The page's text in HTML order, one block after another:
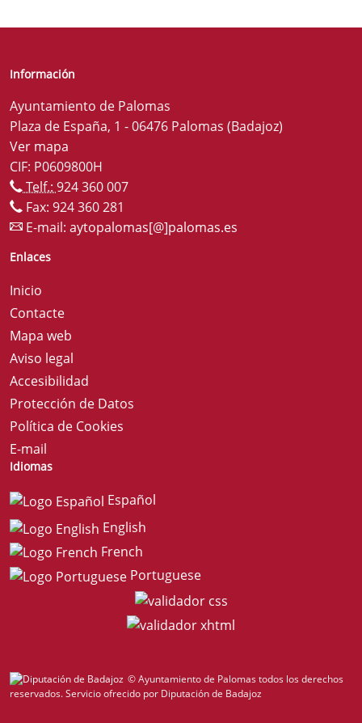
Información
Ayuntamiento de Palomas
Plaza de España, 1 - 06476 Palomas (Badajoz)
Ver mapa
CIF: P0609800H
Telf.: 924 360 007
Fax: 924 360 281
E-mail: aytopalomas[@]palomas.es
Enlaces
Inicio
Contacte
Mapa web
Aviso legal
Accesibilidad
Protección de Datos
Política de Cookies
E-mail
Idiomas
Español
English
French
Portuguese
© Ayuntamiento de Palomas todos los derechos
reservados.Servicio ofrecido por Diputación de Badajoz